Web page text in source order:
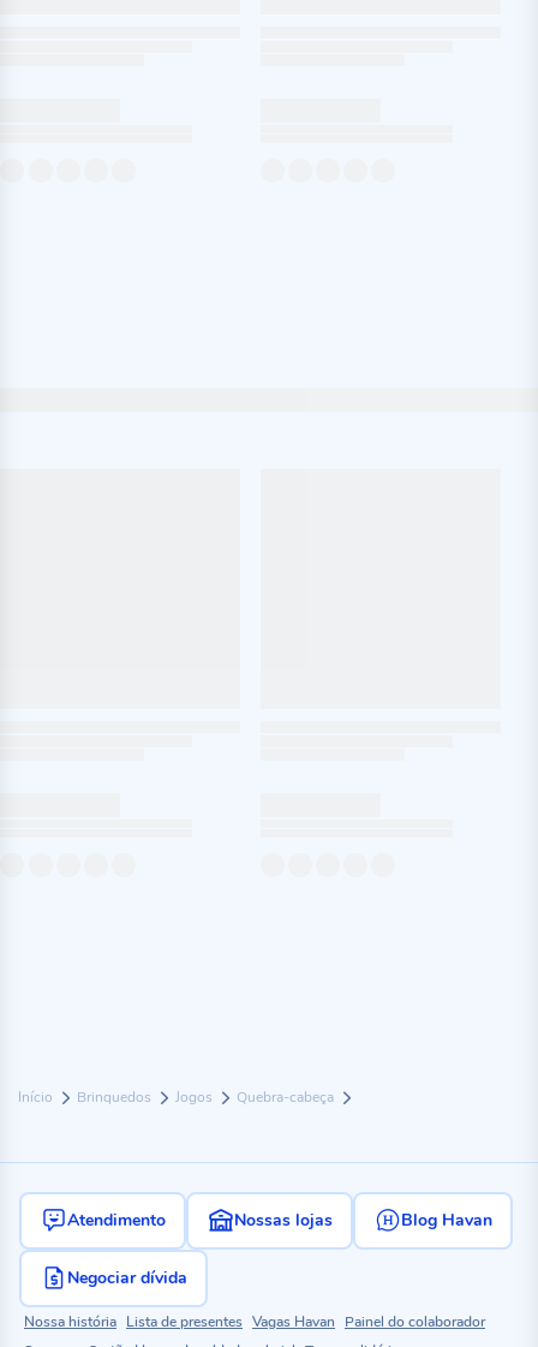
Início Brinquedos Jogos Quebra-cabeça
Atendimento Nossas lojas Blog Havan
Negociar dívida
Nossa história Lista de presentes Vagas Havan
Painel do colaborador